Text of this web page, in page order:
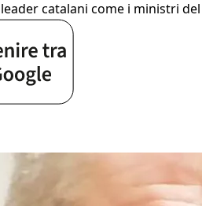
catalani come i ministri